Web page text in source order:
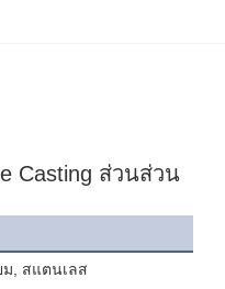
Casting ส่วนส่วน
ม, สแตนเลส